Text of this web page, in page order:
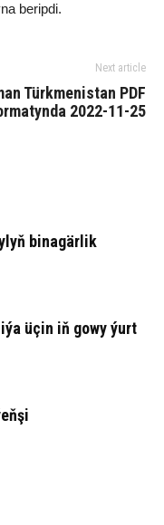
be­rip­di.
Next article
Türkmenistan PDF
2022-11-25
binagärlik
üçin iň gowy ýurt